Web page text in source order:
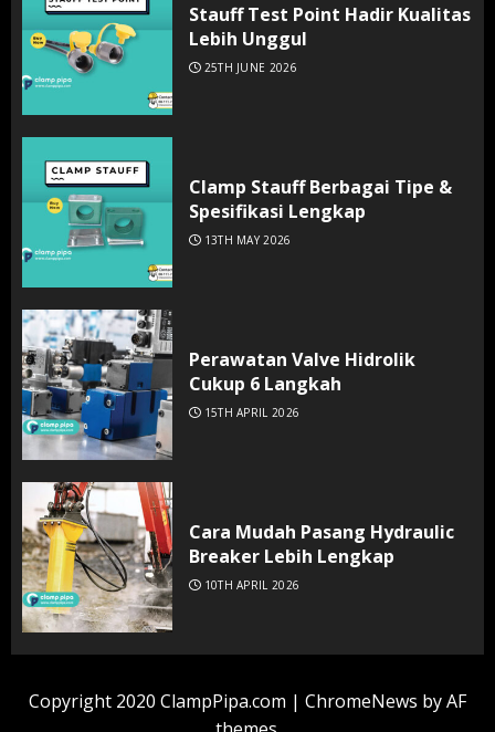
Stauff Test Point Hadir Kualitas
Lebih Unggul
25TH JUNE 2026
Clamp Stauff Berbagai Tipe &
Spesifikasi Lengkap
13TH MAY 2026
Perawatan Valve Hidrolik
Cukup 6 Langkah
15TH APRIL 2026
Cara Mudah Pasang Hydraulic
Breaker Lebih Lengkap
10TH APRIL 2026
Copyright 2020 ClampPipa.com | ChromeNews by AF